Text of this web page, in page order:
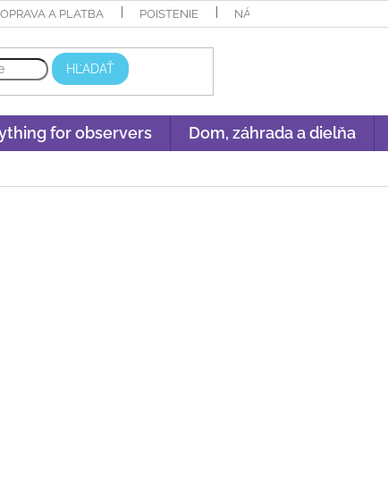
A PLATBA POISTENIE NÁKUP NA SPLÁTKY
HĽADAŤ
for observers Dom, záhrada a dielňa